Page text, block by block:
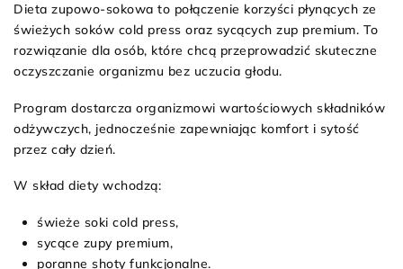
Dieta zupowo-sokowa to połączenie korzyści płynących ze
świeżych soków cold press oraz sycących zup premium. To
rozwiązanie dla osób, które chcą przeprowadzić skuteczne
oczyszczanie organizmu bez uczucia głodu.
Program dostarcza organizmowi wartościowych składników
odżywczych, jednocześnie zapewniając komfort i sytość
przez cały dzień.
W skład diety wchodzą:
świeże soki cold press,
sycące zupy premium,
poranne shoty funkcjonalne.